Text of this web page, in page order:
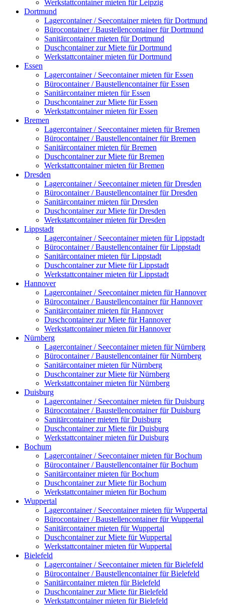
Werkstattcontainer mieten für Leipzig
Dortmund
Lagercontainer / Seecontainer mieten für Dortmund
Bürocontainer / Baustellencontainer für Dortmund
Sanitärcontainer mieten für Dortmund
Duschcontainer zur Miete für Dortmund
Werkstattcontainer mieten für Dortmund
Essen
Lagercontainer / Seecontainer mieten für Essen
Bürocontainer / Baustellencontainer für Essen
Sanitärcontainer mieten für Essen
Duschcontainer zur Miete für Essen
Werkstattcontainer mieten für Essen
Bremen
Lagercontainer / Seecontainer mieten für Bremen
Bürocontainer / Baustellencontainer für Bremen
Sanitärcontainer mieten für Bremen
Duschcontainer zur Miete für Bremen
Werkstattcontainer mieten für Bremen
Dresden
Lagercontainer / Seecontainer mieten für Dresden
Bürocontainer / Baustellencontainer für Dresden
Sanitärcontainer mieten für Dresden
Duschcontainer zur Miete für Dresden
Werkstattcontainer mieten für Dresden
Lippstadt
Lagercontainer / Seecontainer mieten für Lippstadt
Bürocontainer / Baustellencontainer für Lippstadt
Sanitärcontainer mieten für Lippstadt
Duschcontainer zur Miete für Lippstadt
Werkstattcontainer mieten für Lippstadt
Hannover
Lagercontainer / Seecontainer mieten für Hannover
Bürocontainer / Baustellencontainer für Hannover
Sanitärcontainer mieten für Hannover
Duschcontainer zur Miete für Hannover
Werkstattcontainer mieten für Hannover
Nürnberg
Lagercontainer / Seecontainer mieten für Nürnberg
Bürocontainer / Baustellencontainer für Nürnberg
Sanitärcontainer mieten für Nürnberg
Duschcontainer zur Miete für Nürnberg
Werkstattcontainer mieten für Nürnberg
Duisburg
Lagercontainer / Seecontainer mieten für Duisburg
Bürocontainer / Baustellencontainer für Duisburg
Sanitärcontainer mieten für Duisburg
Duschcontainer zur Miete für Duisburg
Werkstattcontainer mieten für Duisburg
Bochum
Lagercontainer / Seecontainer mieten für Bochum
Bürocontainer / Baustellencontainer für Bochum
Sanitärcontainer mieten für Bochum
Duschcontainer zur Miete für Bochum
Werkstattcontainer mieten für Bochum
Wuppertal
Lagercontainer / Seecontainer mieten für Wuppertal
Bürocontainer / Baustellencontainer für Wuppertal
Sanitärcontainer mieten für Wuppertal
Duschcontainer zur Miete für Wuppertal
Werkstattcontainer mieten für Wuppertal
Bielefeld
Lagercontainer / Seecontainer mieten für Bielefeld
Bürocontainer / Baustellencontainer für Bielefeld
Sanitärcontainer mieten für Bielefeld
Duschcontainer zur Miete für Bielefeld
Werkstattcontainer mieten für Bielefeld